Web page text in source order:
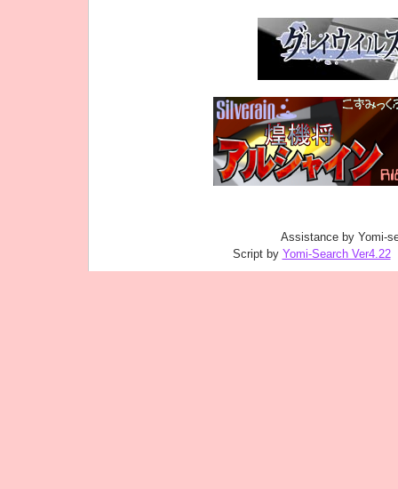
Assistance by Yomi-
Script by Yomi-Search Ver4.22